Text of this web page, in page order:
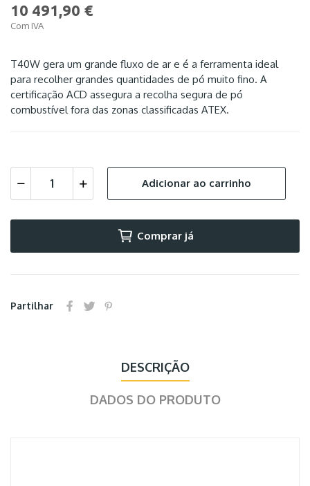
10 491,90 €
Com IVA
T40W gera um grande fluxo de ar e é a ferramenta ideal
para recolher grandes quantidades de pó muito fino. A
certificação ACD assegura a recolha segura de pó
combustível fora das zonas classificadas ATEX.
Adicionar ao carrinho
Comprar já
Partilhar
DESCRIÇÃO
DADOS DO PRODUTO